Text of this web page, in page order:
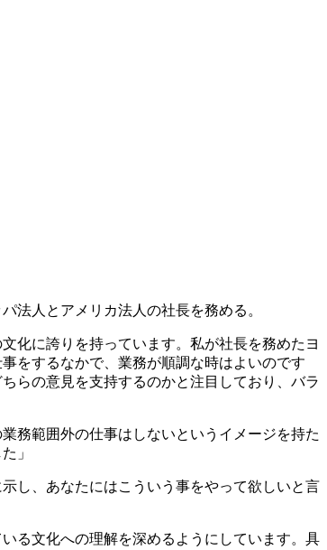
法人とアメリカ法人の社長を務める。
化に誇りを持っています。私が社長を務めたヨ
をするなかで、業務が順調な時はよいのです
らの意見を支持するのかと注目しており、バラ
務範囲外の仕事はしないというイメージを持た
」
し、あなたにはこういう事をやって欲しいと言
る文化への理解を深めるようにしています。具